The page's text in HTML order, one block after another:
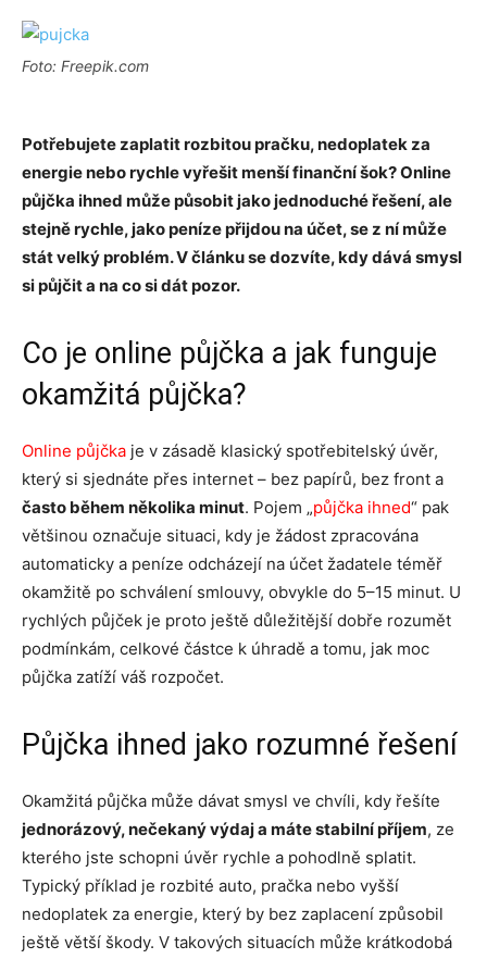
Foto: Freepik.com
Potřebujete zaplatit rozbitou pračku, nedoplatek za
energie nebo rychle vyřešit menší finanční šok? Online
půjčka ihned může působit jako jednoduché řešení, ale
stejně rychle, jako peníze přijdou na účet, se z ní může
stát velký problém. V článku se dozvíte, kdy dává smysl
si půjčit a na co si dát pozor.
Co je online půjčka a jak funguje
okamžitá půjčka?
Online půjčka je v zásadě klasický spotřebitelský úvěr,
který si sjednáte přes internet – bez papírů, bez front a
často během několika minut. Pojem „půjčka ihned“ pak
většinou označuje situaci, kdy je žádost zpracována
automaticky a peníze odcházejí na účet žadatele téměř
okamžitě po schválení smlouvy, obvykle do 5–15 minut. U
rychlých půjček je proto ještě důležitější dobře rozumět
podmínkám, celkové částce k úhradě a tomu, jak moc
půjčka zatíží váš rozpočet.
Půjčka ihned jako rozumné řešení
Okamžitá půjčka může dávat smysl ve chvíli, kdy řešíte
jednorázový, nečekaný výdaj a máte stabilní příjem, ze
kterého jste schopni úvěr rychle a pohodlně splatit.
Typický příklad je rozbité auto, pračka nebo vyšší
nedoplatek za energie, který by bez zaplacení způsobil
ještě větší škody. V takových situacích může krátkodobá